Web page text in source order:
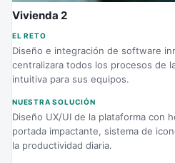
Vivienda 2
EL RETO
Diseño e integración de software
centralizara todos los procesos de
intuitiva para sus equipos.
NUESTRA SOLUCIÓN
Diseño UX/UI de la plataforma con
portada impactante, sistema de
la productividad diaria.